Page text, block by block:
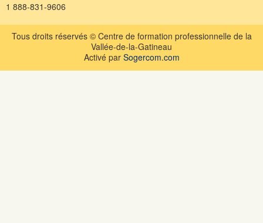
1 888-831-9606
Tous droits réservés © Centre de formation professionnelle de la
Vallée-de-la-Gatineau
Activé par Sogercom.com